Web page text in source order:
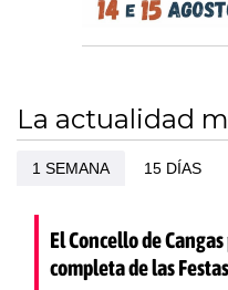
La actualidad
1 SEMANA 15 DÍAS
El Concello de
completa de las